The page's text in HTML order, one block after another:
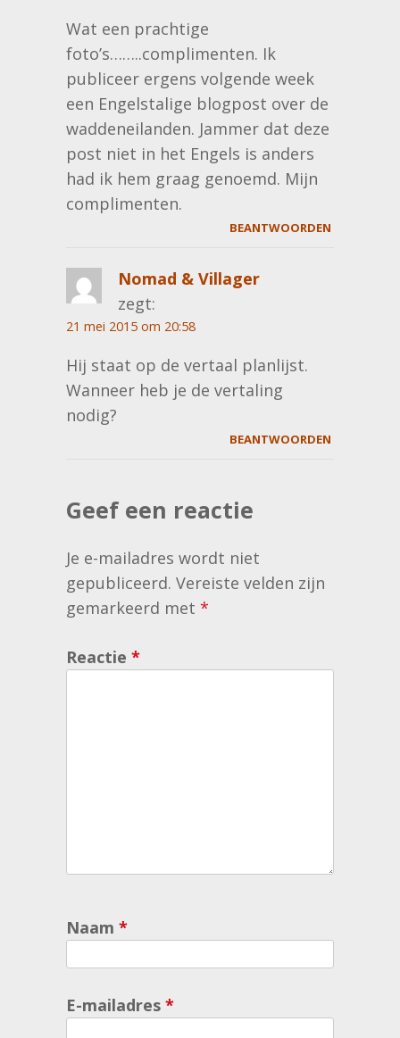
Wat een prachtige
foto’s……..complimenten. Ik
publiceer ergens volgende week
een Engelstalige blogpost over de
waddeneilanden. Jammer dat deze
post niet in het Engels is anders
had ik hem graag genoemd. Mijn
complimenten.
BEANTWOORDEN
Nomad & Villager
zegt:
21 mei 2015 om 20:58
Hij staat op de vertaal planlijst.
Wanneer heb je de vertaling
nodig?
BEANTWOORDEN
Geef een reactie
Je e-mailadres wordt niet
gepubliceerd. Vereiste velden zijn
gemarkeerd met *
Reactie *
Naam *
E-mailadres *